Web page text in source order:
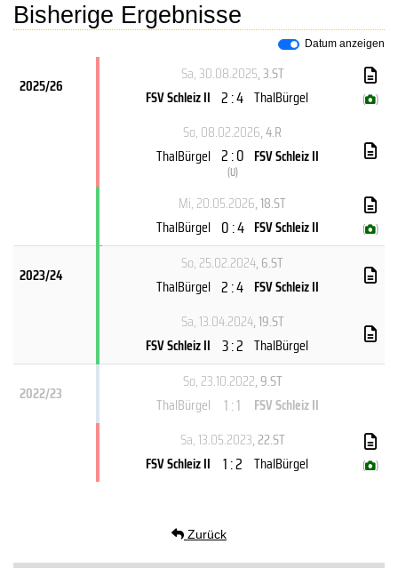
Bisherige Ergebnisse
Datum anzeigen
2025/26
Sa, 30.08.2025, 3.ST
FSV Schleiz II 2 : 4 ThalBürgel ( )
So, 08.02.2026, 4.R
ThalBürgel 2 : 0
(U)
FSV Schleiz II
Mi, 20.05.2026, 18.ST
ThalBürgel 0 : 4 FSV Schleiz II ( )
2023/24
So, 25.02.2024, 6.ST
ThalBürgel 2 : 4 FSV Schleiz II
Sa, 13.04.2024, 19.ST
FSV Schleiz II 3 : 2 ThalBürgel
2022/23
So, 23.10.2022, 9.ST
ThalBürgel
1 : 1
FSV Schleiz II
Sa, 13.05.2023, 22.ST
FSV Schleiz II 1 : 2 ThalBürgel ( )
Zurück